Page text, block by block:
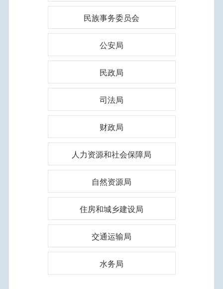
民族事务委员会
公安局
民政局
司法局
财政局
人力资源和社会保障局
自然资源局
住房和城乡建设局
交通运输局
水务局